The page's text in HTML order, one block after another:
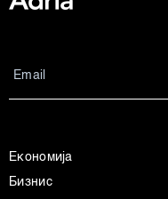
Економија
Бизнис